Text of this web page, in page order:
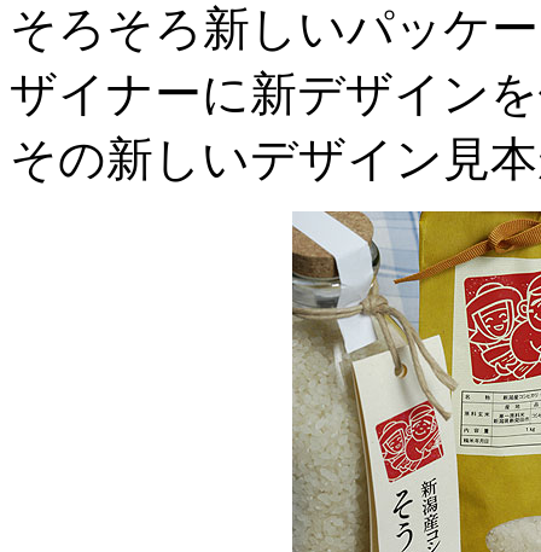
そろそろ新しいパッケ
ザイナーに新デザイン
その新しいデザイン見